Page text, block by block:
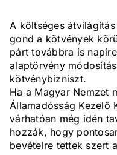
A költséges
gond a kötvények
párt továbbra is
alaptörvény
kötvénybizniszt.
Ha a Magyar Nemzet
Államadósság Kezelő
várhatóan még idén
hozzák, hogy
bevételre tettek szert